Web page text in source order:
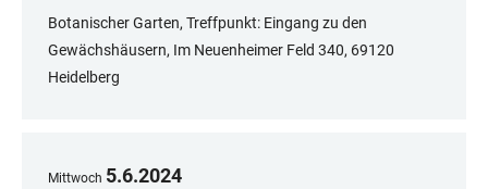
Botanischer Garten, Treffpunkt: Eingang zu den
Gewächshäusern, Im Neuenheimer Feld 340, 69120
Heidelberg
Mittwoch 5.6.2024